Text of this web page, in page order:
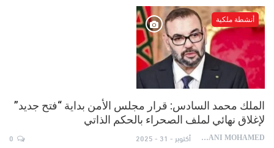
أنشطة ملكية
الملك محمد السادس: قرار مجلس الأمن بداية “فتح جديد”
لإغلاق نهائي لملف الصحراء بالحكم الذاتي
AYDANI MOHAMED أكتوبر - 31 - 2025